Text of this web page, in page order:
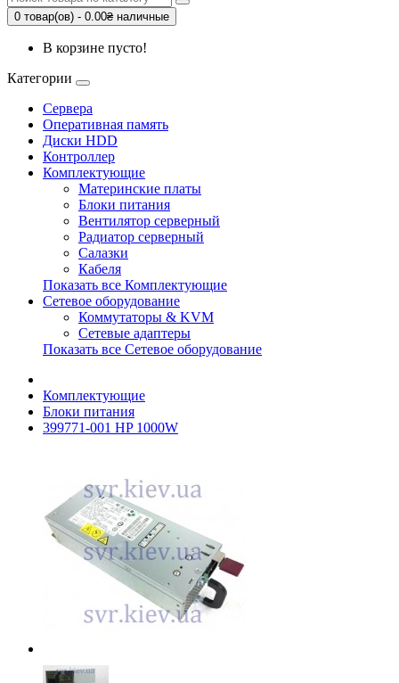
0 товар(ов) - 0.00₴ наличные
В корзине пусто!
Категории
Сервера
Оперативная память
Диски HDD
Контроллер
Комплектующие
Материнские платы
Блоки питания
Вентилятор серверный
Радиатор серверный
Салазки
Кабеля
Показать все Комплектующие
Сетевое оборудование
Коммутаторы & KVM
Сетевые адаптеры
Показать все Сетевое оборудование
Комплектующие
Блоки питания
399771-001 HP 1000W